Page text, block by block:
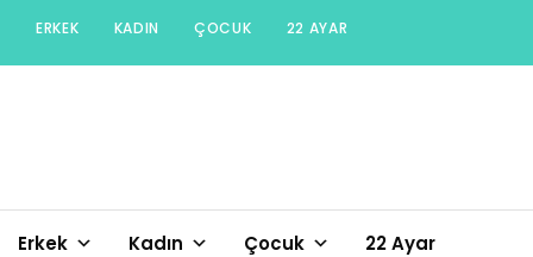
content
ERKEK KADIN ÇOCUK 22 AYAR
Erkek Kadın Çocuk 22 Ayar